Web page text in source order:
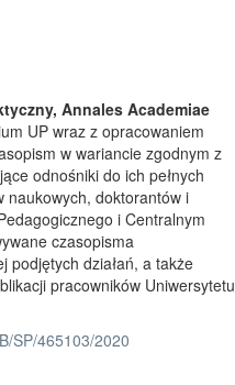
Annales Academiae
UP wraz z opracowaniem
w wariancie zgodnym z
odnośniki do ich pełnych
naukowych, doktorantów i
i Centralnym
czasopisma
podjętych działań, a także
pracowników Uniwersytetu
SP/465103/2020